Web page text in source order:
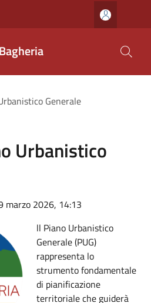
Generale
Urbanistico
marzo 2026, 14:13
ll Piano Urbanistico
Generale (PUG)
rappresenta lo
strumento fondamentale
di pianificazione
territoriale che guiderà